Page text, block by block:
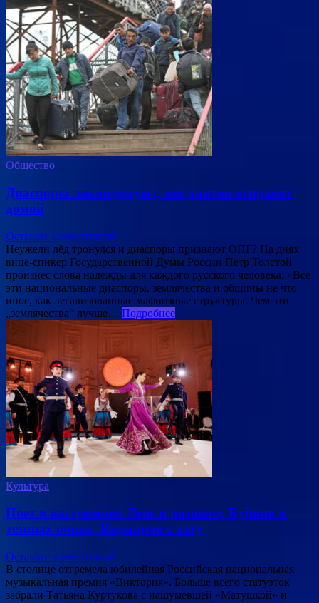
Общество
Диаспоры ликвидируют, мигрантов отправят
домой
Оставьте комментарий
Неужели лёд тронулся и диаспоры признают ОПГ? На днях
вице-спикер Государственной Думы России Петр Толстой
произнес слова надежды для каждого русского человека: «Все
эти национальные диаспоры, землячества и общины не что
иное, как легализованные мафиозные структуры. Чем эти
„землячества“ лучше… Подробнее
Культура
Цвет в настроение: Лепс в розовом, Буйнов в
темных очках, Киркоров с тату
Оставьте комментарий
В столице отгремела юбилейная Российская национальная
музыкальная премия «Виктория». Больше всего статуэток
забрали Татьяна Куртукова с нашумевшей «Матушкой» и